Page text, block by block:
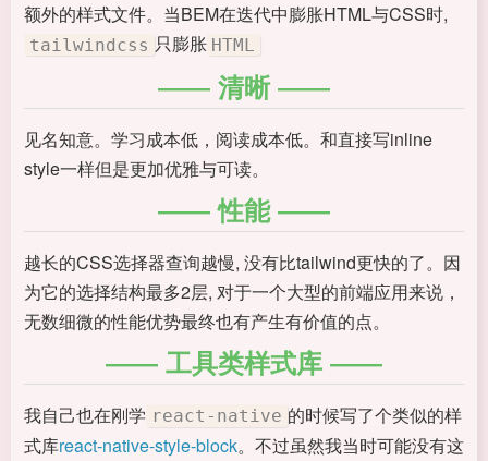
额外的样式文件。当BEM在迭代中膨胀HTML与CSS时,
tailwindcss 只膨胀 HTML
清晰
见名知意。学习成本低，阅读成本低。和直接写inline
style一样但是更加优雅与可读。
性能
越长的CSS选择器查询越慢, 没有比tailwind更快的了。因
为它的选择结构最多2层, 对于一个大型的前端应用来说，
无数细微的性能优势最终也有产生有价值的点。
工具类样式库
我自己也在刚学 react-native 的时候写了个类似的样
式库react-native-style-block。不过虽然我当时可能没有这